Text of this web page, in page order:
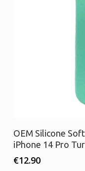
OEM Silicone
iPhone 14 Pro
€12.90